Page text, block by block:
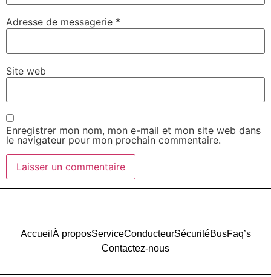
Adresse de messagerie *
Site web
Enregistrer mon nom, mon e-mail et mon site web dans
le navigateur pour mon prochain commentaire.
Accueil À proposServiceConducteurSécuritéBusFaq’s
Contactez-nous